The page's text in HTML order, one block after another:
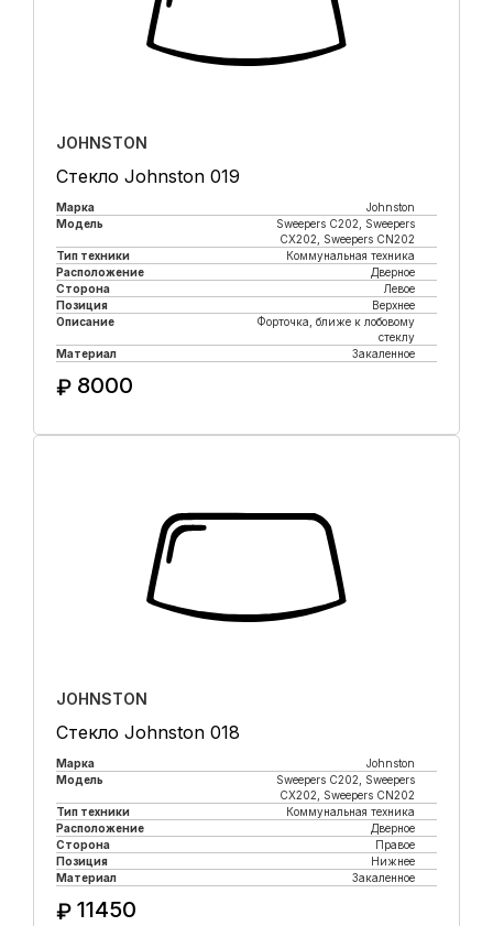
JOHNSTON
Стекло Johnston 019
Марка
Johnston
Модель
Sweepers C202, Sweepers
CX202, Sweepers CN202
Тип техники
Коммунальная техника
Расположение
Дверное
Сторона
Левое
Позиция
Верхнее
Описание
Форточка, ближе к лобовому
стеклу
Материал
Закаленное
₽ 8000
JOHNSTON
Стекло Johnston 018
Марка
Johnston
Модель
Sweepers C202, Sweepers
CX202, Sweepers CN202
Тип техники
Коммунальная техника
Расположение
Дверное
Сторона
Правое
Позиция
Нижнее
Материал
Закаленное
₽ 11450